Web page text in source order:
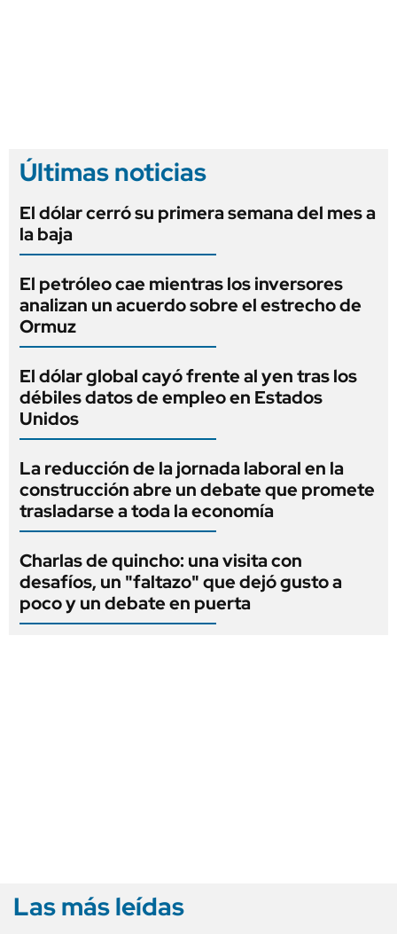
Últimas noticias
El dólar cerró su primera semana del mes a
la baja
El petróleo cae mientras los inversores
analizan un acuerdo sobre el estrecho de
Ormuz
El dólar global cayó frente al yen tras los
débiles datos de empleo en Estados
Unidos
La reducción de la jornada laboral en la
construcción abre un debate que promete
trasladarse a toda la economía
Charlas de quincho: una visita con
desafíos, un "faltazo" que dejó gusto a
poco y un debate en puerta
Las más leídas